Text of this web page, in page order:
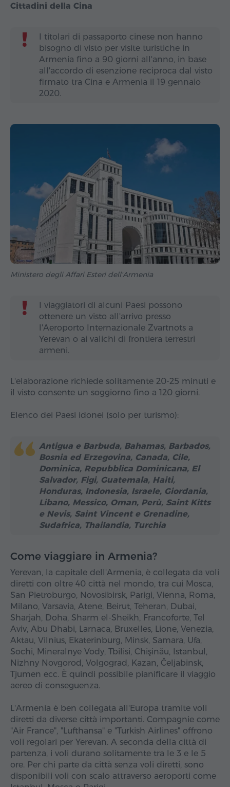
Cittadini della Cina
I titolari di passaporto cinese non hanno
bisogno di visto per visite turistiche in
Armenia fino a 90 giorni all'anno, in base
all'accordo di esenzione reciproca dal visto
firmato tra Cina e Armenia il 19 gennaio
2020.
Ministero degli Affari Esteri dell'Armenia
I viaggiatori di alcuni Paesi possono
ottenere un visto all'arrivo presso
l'Aeroporto Internazionale Zvartnots a
Yerevan o ai valichi di frontiera terrestri
armeni.
L'elaborazione richiede solitamente 20‑25 minuti e
il visto consente un soggiorno fino a 120 giorni.
Elenco dei Paesi idonei (solo per turismo):
Antigua e Barbuda, Bahamas, Barbados,
Bosnia ed Erzegovina, Canada, Cile,
Dominica, Repubblica Dominicana, El
Salvador, Figi, Guatemala, Haiti,
Honduras, Indonesia, Israele, Giordania,
Libano, Messico, Oman, Perù, Saint Kitts
e Nevis, Saint Vincent e Grenadine,
Sudafrica, Thailandia, Turchia
Come viaggiare in Armenia?
Yerevan, la capitale dell'Armenia, è collegata da voli
diretti con oltre 40 città nel mondo, tra cui Mosca,
San Pietroburgo, Novosibirsk, Parigi, Vienna, Roma,
Milano, Varsavia, Atene, Beirut, Teheran, Dubai,
Sharjah, Doha, Sharm el-Sheikh, Francoforte, Tel
Aviv, Abu Dhabi, Larnaca, Bruxelles, Lione, Venezia,
Aktau, Vilnius, Ekaterinburg, Minsk, Samara, Ufa,
Sochi, Mineralnye Vody, Tbilisi, Chişinău, Istanbul,
Nizhny Novgorod, Volgograd, Kazan, Čeljabinsk,
Tjumen ecc. È quindi possibile pianificare il viaggio
aereo di conseguenza.
L'Armenia è ben collegata all'Europa tramite voli
diretti da diverse città importanti. Compagnie come
"Air France", "Lufthansa" e "Turkish Airlines" offrono
voli regolari per Yerevan. A seconda della città di
partenza, i voli durano solitamente tra le 3 e le 5
ore. Per chi parte da città senza voli diretti, sono
disponibili voli con scalo attraverso aeroporti come